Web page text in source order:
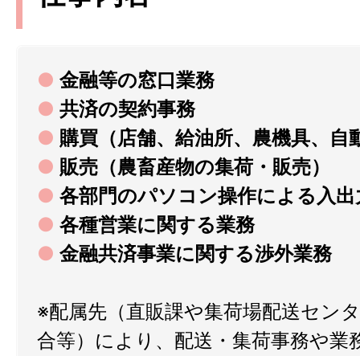
● 金融等の窓口業務
● 共済の契約事務
● 購買（店舗、給油所、農機具、自
● 販売（農畜産物の集荷・販売）
● 各部門のパソコン操作による入出
● 各種営業に関する業務
● 金融共済事業に関する渉外業務
※配属先（直販課や集荷場配送セン
合等）により、配送・集荷事務や業